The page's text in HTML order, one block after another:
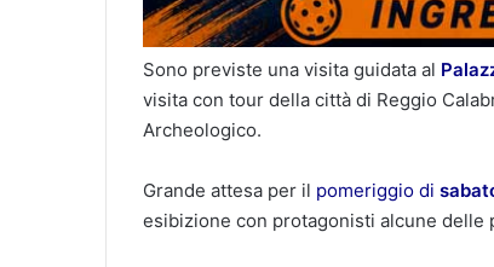
Sono previste una visita guidata al
visita con tour della città di Reggio
Archeologico.
Grande attesa per il pomeriggio di
esibizione con protagonisti alcune delle